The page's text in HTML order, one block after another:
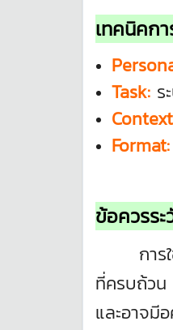
เทคนิคก
Task: ร
Format:
ข้อควรร
กา
ที่ครบถ้วน
และอาจมี